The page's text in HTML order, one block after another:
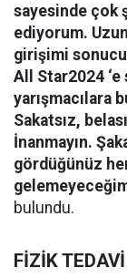
sayesinde çok
ediyorum.
girişimi
All Star2024 ‘e
yarışmacılara
Sakatsız,
İnanmayın.
gördüğünüz
bulundu.
FİZİK